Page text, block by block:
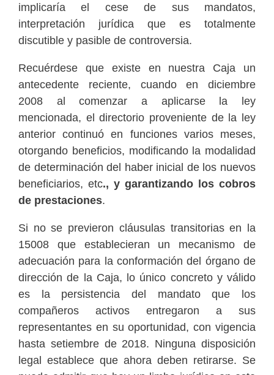
implicaría el cese de sus mandatos,
interpretación jurídica que es totalmente
discutible y pasible de controversia.
Recuérdese que existe en nuestra Caja un
antecedente reciente, cuando en diciembre
2008 al comenzar a aplicarse la ley
mencionada, el directorio proveniente de la ley
anterior continuó en funciones varios meses,
otorgando beneficios, modificando la modalidad
de determinación del haber inicial de los nuevos
beneficiarios, etc., y garantizando los cobros
de prestaciones.
Si no se previeron cláusulas transitorias en la
15008 que establecieran un mecanismo de
adecuación para la conformación del órgano de
dirección de la Caja, lo único concreto y válido
es la persistencia del mandato que los
compañeros activos entregaron a sus
representantes en su oportunidad, con vigencia
hasta setiembre de 2018. Ninguna disposición
legal establece que ahora deben retirarse. Se